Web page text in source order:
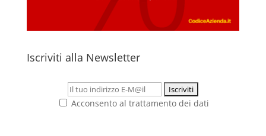
Iscriviti alla Newsletter
Acconsento al trattamento dei dati